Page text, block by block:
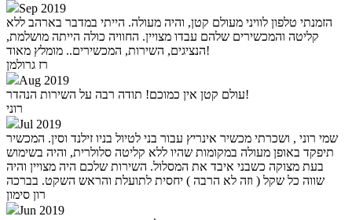
Sep 2019
הזמנתי טלפון לוויני מעולם קטן, והיה מעולה. הייתי במדבר בארהב ללא
קליטה והמכשירים שלהם עבדו מצויין. החוויה כולה הייתה מושלמת,
הנציגים, השירות, המכשירים.. מומלץ מאוד!
רז גרולמן
Aug 2019
עולם קטן אין כמוכם! תודה רבה על השירות הנהדר!
רוני
Jul 2019
שמי רוני , ושכרתי מכשיר אינריץ עבור בני לטיול בניו זילנד וסין. המכשיר
תיפקד באופן מעולה במקומות שהיו ללא קליטה סלולרית, והיה בשימוש
בעת מצוקה כשבני איבד את המסלול. השירות שלכם היה מצויין והיה
שווה כל שקל ( וזה לא הרבה ) יחסית לתועלת והראש השקט. בברכה
רון סימון
Jun 2019